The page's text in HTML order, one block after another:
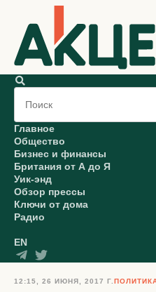
Главное
Общество
Бизнес и финансы
Британия от А до Я
Уик-энд
Обзор прессы
Ключи от дома
Радио
EN
12:15, 26 ИЮНЯ, 2017 Г.